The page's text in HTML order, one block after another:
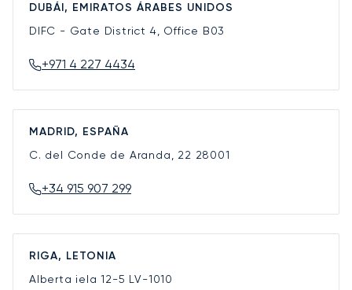
DUBÁI, EMIRATOS ÁRABES UNIDOS
DIFC - Gate District 4, Office B03
+971 4 227 4434
MADRID, ESPAÑA
C. del Conde de Aranda, 22 28001
+34 915 907 299
RIGA, LETONIA
Alberta iela 12-5 LV-1010